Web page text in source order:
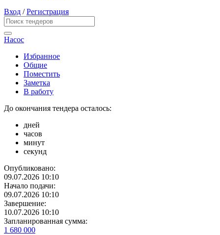
Вход /Регистрация
Насос
Избранное
Общие
Поместить
Заметка
В работу
До окончания тендера осталось:
дней
часов
минут
секунд
Опубликовано:
09.07.2026 10:10
Начало подачи:
09.07.2026 10:10
Завершение:
10.07.2026 10:10
Запланированная сумма:
1 680 000